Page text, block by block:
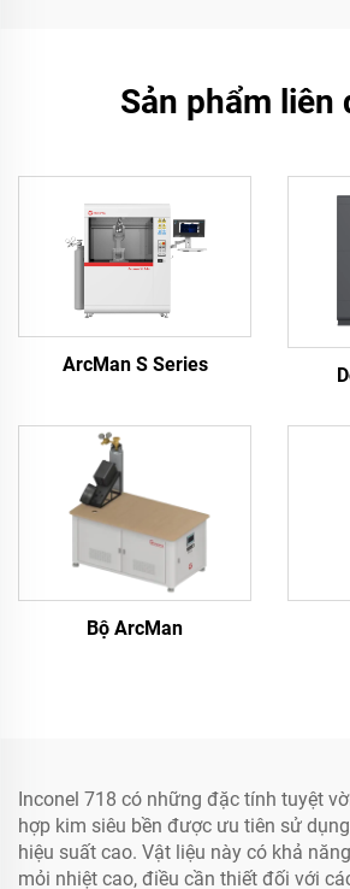
Sản phẩm liên
ArcMan S Series
Bộ ArcMan
Inconel 718 có những đặc tính tuyệt
hợp kim siêu bền được ưu tiên sử
hiệu suất cao. Vật liệu này có khả
mỏi nhiệt cao, điều cần thiết đối với